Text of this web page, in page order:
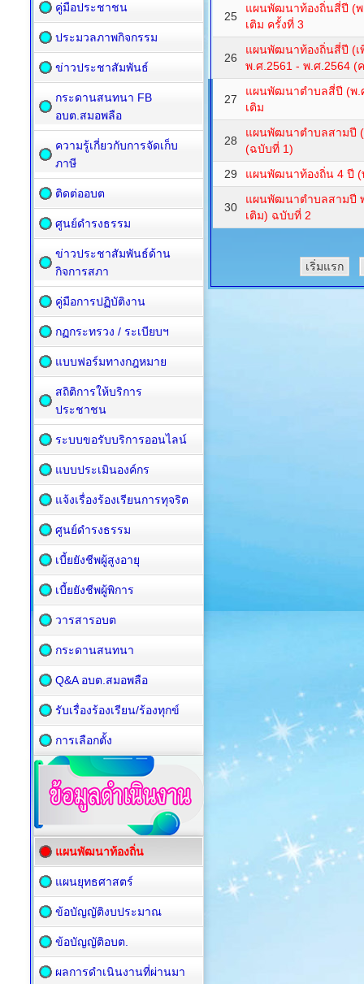
25
แผนพัฒนาท้องถิ่นสี่ปี (พ
เติม ครั้งที่ 3
26
แผนพัฒนาท้องถิ่นสี่ปี (เ
พ.ศ.2561 - พ.ศ.2564 (
27
แผนพัฒนาตำบลสี่ปี (พ.
เติม
28
แผนพัฒนาตำบลสามปี (
(ฉบับที่ 1)
29
แผนพัฒนาท้องถิ่น 4 ปี (
30
แผนพัฒนาตำบลสามปี
เติม) ฉบับที่ 2
เริ่มแรก
คู่มือประชาชน
ประมวลภาพกิจกรรม
ข่าวประชาสัมพันธ์
กระดานสนทนา FB
อบต.สมอพลือ
ความรู้เกี่ยวกับการจัดเก็บ
ภาษี
ติดต่ออบต
ศูนย์ดำรงธรรม
ข่าวประชาสัมพันธ์ด้าน
กิจการสภา
คู่มือการปฏิบัติงาน
กฏกระทรวง / ระเบียบฯ
แบบฟอร์มทางกฎหมาย
สถิติการให้บริการ
ประชาชน
ระบบขอรับบริการออนไลน์
แบบประเมินองค์กร
แจ้งเรื่องร้องเรียนการทุจริต
ศูนย์ดำรงธรรม
เบี้ยยังชีพผู้สูงอายุ
เบี้ยยังชีพผู้พิการ
วารสารอบต
กระดานสนทนา
Q&A อบต.สมอพลือ
รับเรื่องร้องเรียน/ร้องทุกข์
การเลือกตั้ง
แผนพัฒนาท้องถิ่น
แผนยุทธศาสตร์
ข้อบัญญัติงบประมาณ
ข้อบัญญัติอบต.
ผลการดำเนินงานที่ผ่านมา